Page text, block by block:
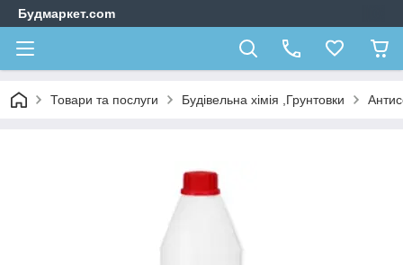
Будмаркет.com
Товари та послуги Будівельна хімія ,Грунтовки